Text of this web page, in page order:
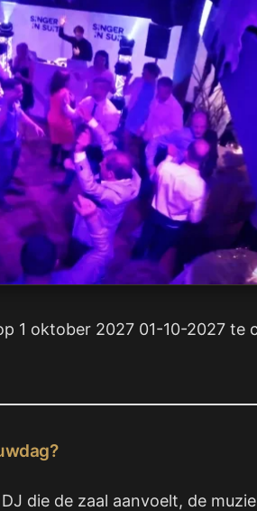
1 oktober 2027 01-10-2027 te
die de zaal aanvoelt, de